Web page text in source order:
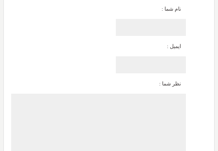
نام شما :
ایمیل :
نظر شما :